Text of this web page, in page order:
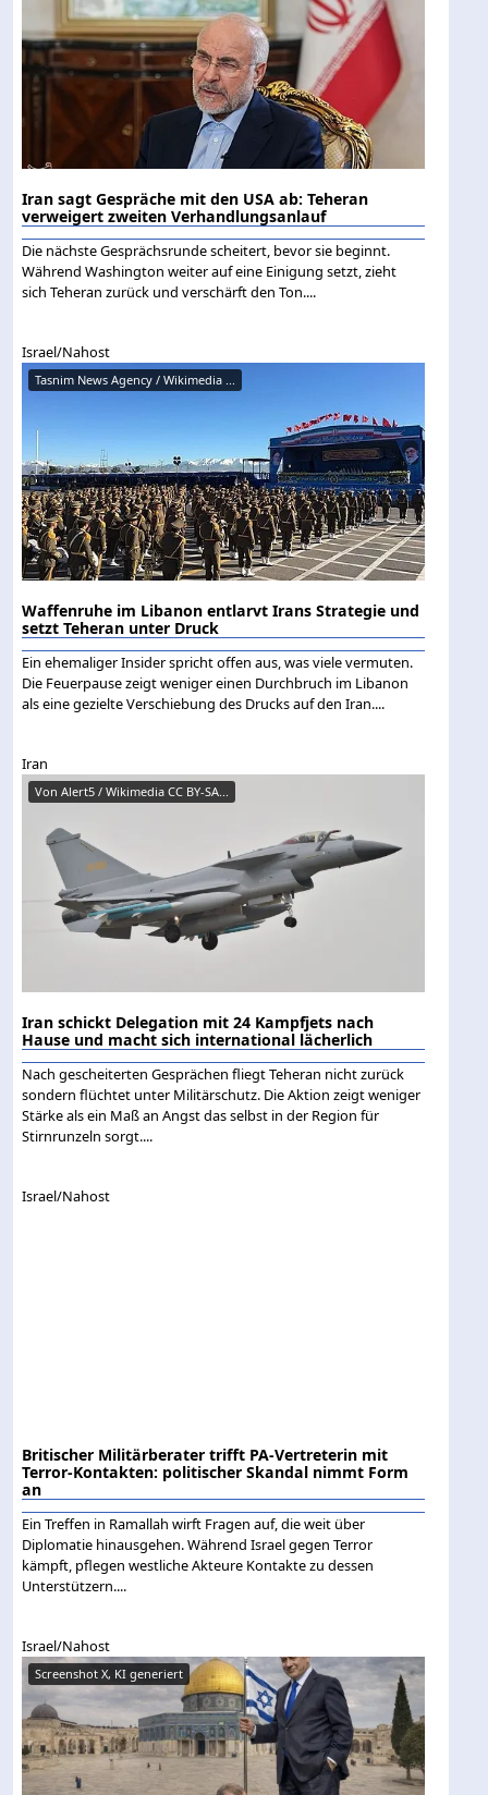
Iran sagt Gespräche mit den USA ab: Teheran
verweigert zweiten Verhandlungsanlauf
Die nächste Gesprächsrunde scheitert, bevor sie beginnt.
Während Washington weiter auf eine Einigung setzt, zieht
sich Teheran zurück und verschärft den Ton....
Israel/Nahost
Tasnim News Agency / Wikimedia ...
Waffenruhe im Libanon entlarvt Irans Strategie und
setzt Teheran unter Druck
Ein ehemaliger Insider spricht offen aus, was viele vermuten.
Die Feuerpause zeigt weniger einen Durchbruch im Libanon
als eine gezielte Verschiebung des Drucks auf den Iran....
Iran
Von Alert5 / Wikimedia CC BY-SA...
Iran schickt Delegation mit 24 Kampfjets nach
Hause und macht sich international lächerlich
Nach gescheiterten Gesprächen fliegt Teheran nicht zurück
sondern flüchtet unter Militärschutz. Die Aktion zeigt weniger
Stärke als ein Maß an Angst das selbst in der Region für
Stirnrunzeln sorgt....
Israel/Nahost
Britischer Militärberater trifft PA-Vertreterin mit
Terror-Kontakten: politischer Skandal nimmt Form
an
Ein Treffen in Ramallah wirft Fragen auf, die weit über
Diplomatie hinausgehen. Während Israel gegen Terror
kämpft, pflegen westliche Akteure Kontakte zu dessen
Unterstützern....
Israel/Nahost
Screenshot X, KI generiert